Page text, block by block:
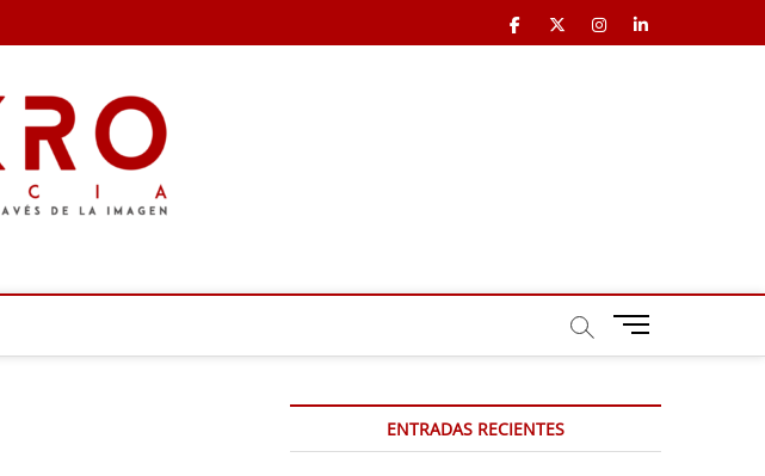
Facebook
X Instagram
LinkedIn
B
ó
d
ENTRADAS RECIENTES